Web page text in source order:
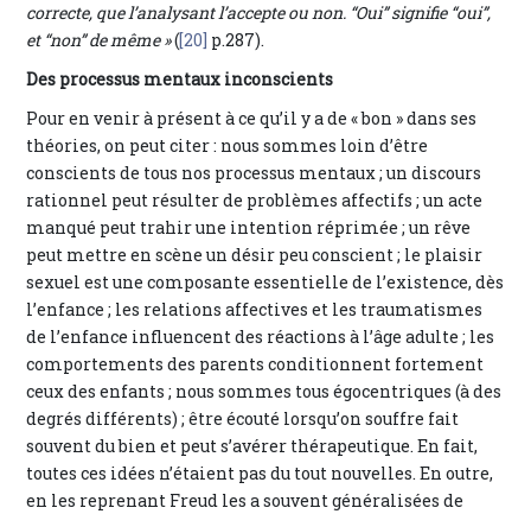
correcte, que l’analysant l’accepte ou non. “Oui” signifie “oui”,
et “non” de même »([20] p.287).
Des processus mentaux inconscients
Pour en venir à présent à ce qu’il y a de « bon » dans ses
théories, on peut citer : nous sommes loin d’être
conscients de tous nos processus mentaux ; un discours
rationnel peut résulter de problèmes affectifs ; un acte
manqué peut trahir une intention réprimée ; un rêve
peut mettre en scène un désir peu conscient ; le plaisir
sexuel est une composante essentielle de l’existence, dès
l’enfance ; les relations affectives et les traumatismes
de l’enfance influencent des réactions à l’âge adulte ; les
comportements des parents conditionnent fortement
ceux des enfants ; nous sommes tous égocentriques (à des
degrés différents) ; être écouté lorsqu’on souffre fait
souvent du bien et peut s’avérer thérapeutique. En fait,
toutes ces idées n’étaient pas du tout nouvelles. En outre,
en les reprenant Freud les a souvent généralisées de